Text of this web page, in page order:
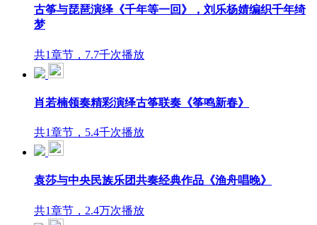
古筝与琵琶演绎《千年等一回》，刘乐杨婧编织千年绮
梦
共1章节，7.7千次播放
肖若楠领奏精彩演绎古筝联奏《筝鸣新春》
共1章节，5.4千次播放
袁莎与中央民族乐团共奏经典作品《渔舟唱晚》
共1章节，2.4万次播放